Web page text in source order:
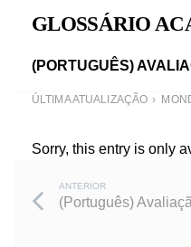
GLOSSÁRIO
(PORTUGUÊS)
ÚLTIMA ATUALIZAÇÃO
Sorry, this entry is only
Post
ANTERIOR
(Português)